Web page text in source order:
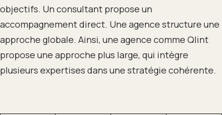
objectifs. Un consultant propose un
accompagnement direct. Une agence structure une
approche globale. Ainsi, une agence comme Qlint
propose une approche plus large, qui intègre
plusieurs expertises dans une stratégie cohérente.